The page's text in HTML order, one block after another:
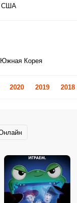
США
Корея
2020 2019 2018